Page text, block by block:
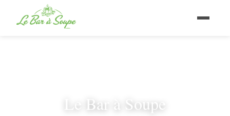
Le Bar à Soupe